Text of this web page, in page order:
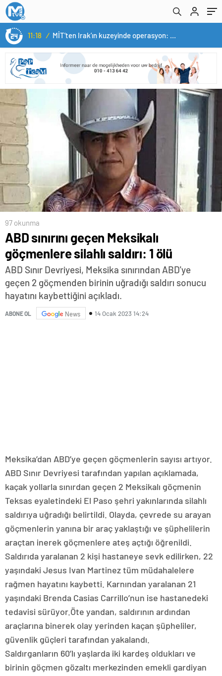
11:18 / MİT’ten Irak’ın kuzeyinde operasyon: Ramazan Güneş Türkiye’ye getirildi
97 okunma
ABD sınırını geçen Meksikalı
göçmenlere silahlı saldırı: 1 ölü
ABD Sınır Devriyesi, Meksika sınırından ABD'ye
geçen 2 göçmenden birinin uğradığı saldırı sonucu
hayatını kaybettiğini açıkladı.
ABONE OL News 14 Ocak 2023 14:24
Meksika’dan ABD’ye geçen göçmenlerin sayısı artıyor.
ABD Sınır Devriyesi tarafından yapılan açıklamada,
kaçak yollarla sınırdan geçen 2 Meksikalı göçmenin
Teksas eyaletindeki El Paso şehri yakınlarında silahlı
saldırıya uğradığı belirtildi. Olayda, çevrede su arayan
göçmenlerin yanına bir araç yaklaştığı ve şüphelilerin
araçtan inerek göçmenlere ateş açtığı öğrenildi.
Saldırıda yaralanan 2 kişi hastaneye sevk edilirken, 22
yaşındaki Jesus Ivan Martinez tüm müdahalelere
rağmen hayatını kaybetti. Karnından yaralanan 21
yaşındaki Brenda Casias Carrillo’nun ise hastanedeki
tedavisi sürüyor.Öte yandan, saldırının ardından
araçlarına binerek olay yerinden kaçan şüpheliler,
güvenlik güçleri tarafından yakalandı.
Saldırganların 60’lı yaşlarda iki kardeş oldukları ve
birinin göçmen gözaltı merkezinden emekli gardiyan